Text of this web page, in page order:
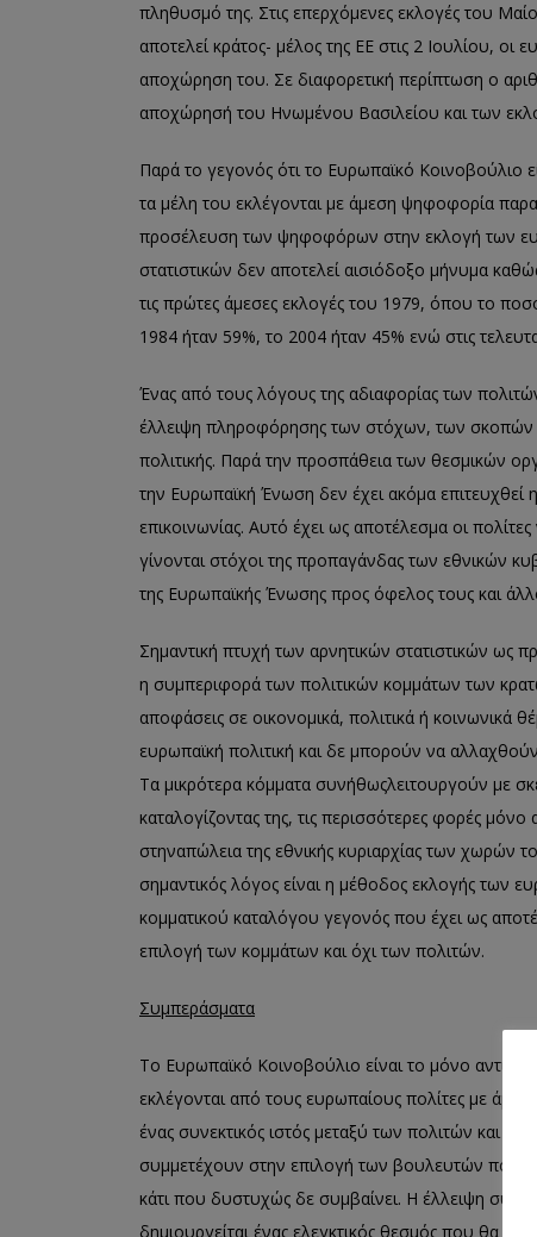
πληθυσμό της. Στις επερχόμενες εκλογές του
αποτελεί κράτος- μέλος της ΕΕ στις 2 Ιουλίου,
αποχώρηση του. Σε διαφορετική περίπτωση ο
αποχώρησή του Ηνωμένου Βασιλείου και των
Παρά το γεγονός ότι το Ευρωπαϊκό Κοινοβούλιο
τα μέλη του εκλέγονται με άμεση ψηφοφορία
προσέλευση των ψηφοφόρων στην εκλογή των
στατιστικών δεν αποτελεί αισιόδοξο μήνυμα
τις πρώτες άμεσες εκλογές του 1979, όπου το
1984 ήταν 59%, το 2004 ήταν 45% ενώ στις
Ένας από τους λόγους της αδιαφορίας των
έλλειψη πληροφόρησης των στόχων, των σκοπών
πολιτικής. Παρά την προσπάθεια των θεσμικών
την Ευρωπαϊκή Ένωση δεν έχει ακόμα επιτευχθεί
επικοινωνίας. Αυτό έχει ως αποτέλεσμα οι
γίνονται στόχοι της προπαγάνδας των εθνικών
της Ευρωπαϊκής Ένωσης προς όφελος τους και
Σημαντική πτυχή των αρνητικών στατιστικών ως
η συμπεριφορά των πολιτικών κομμάτων των
αποφάσεις σε οικονομικά, πολιτικά ή κοινωνικά
ευρωπαϊκή πολιτική και δε μπορούν να αλλαχθούν
Τα μικρότερα κόμματα συνήθωςλειτουργούν με
καταλογίζοντας της, τις περισσότερες φορές μόνο
στηναπώλεια της εθνικής κυριαρχίας των χωρών
σημαντικός λόγος είναι η μέθοδος εκλογής των
κομματικού καταλόγου γεγονός που έχει ως
επιλογή των κομμάτων και όχι των πολιτών.
Συμπεράσματα
Το Ευρωπαϊκό Κοινοβούλιο είναι το μόνο
εκλέγονταιαπό τους ευρωπαίους πολίτες με
ένας συνεκτικός ιστός μεταξύ των πολιτών και
συμμετέχουν στην επιλογή των βουλευτών που
κάτι που δυστυχώς δε συμβαίνει. Η έλλειψη
δημιουργείται ένας ελεγκτικός θεσμός που θα